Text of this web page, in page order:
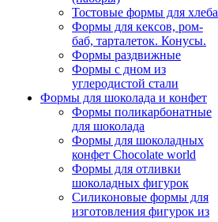
Тостовые формы для хлеба
Формы для кексов, ром-
баб, тарталеток. Конусы.
Формы раздвижные
Формы с дном из
углеродистой стали
Формы для шоколада и конфет
Формы поликарбонатные
для шоколада
Формы для шоколадных
конфет Сhocolate world
Формы для отливки
шоколадных фигурок
Силиконовые формы для
изготовления фигурок из